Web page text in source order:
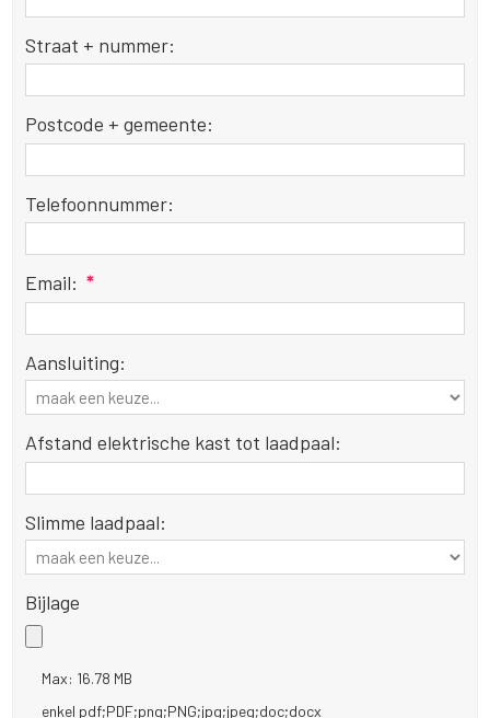
Straat + nummer:
Postcode + gemeente:
Telefoonnummer:
Email: *
Aansluiting:
Afstand elektrische kast tot laadpaal:
Slimme laadpaal:
Bijlage
Max: 16.78 MB
enkel pdf;PDF;png;PNG;jpg;jpeg;doc;docx